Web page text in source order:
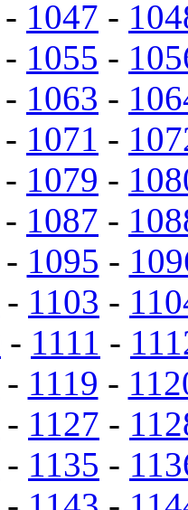
- 1047 -
- 1055 -
- 1063 -
- 1071 -
- 1079 -
- 1087 -
- 1095 -
- 1103 -
- 1111 -
- 1119 -
- 1127 -
- 1135 -